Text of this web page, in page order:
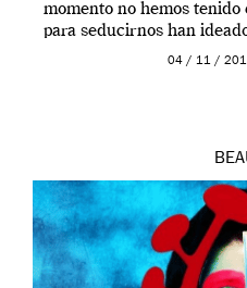
momento no hemos
para seducirnos han
yuxtaponen conceptos,
04 / 11 /